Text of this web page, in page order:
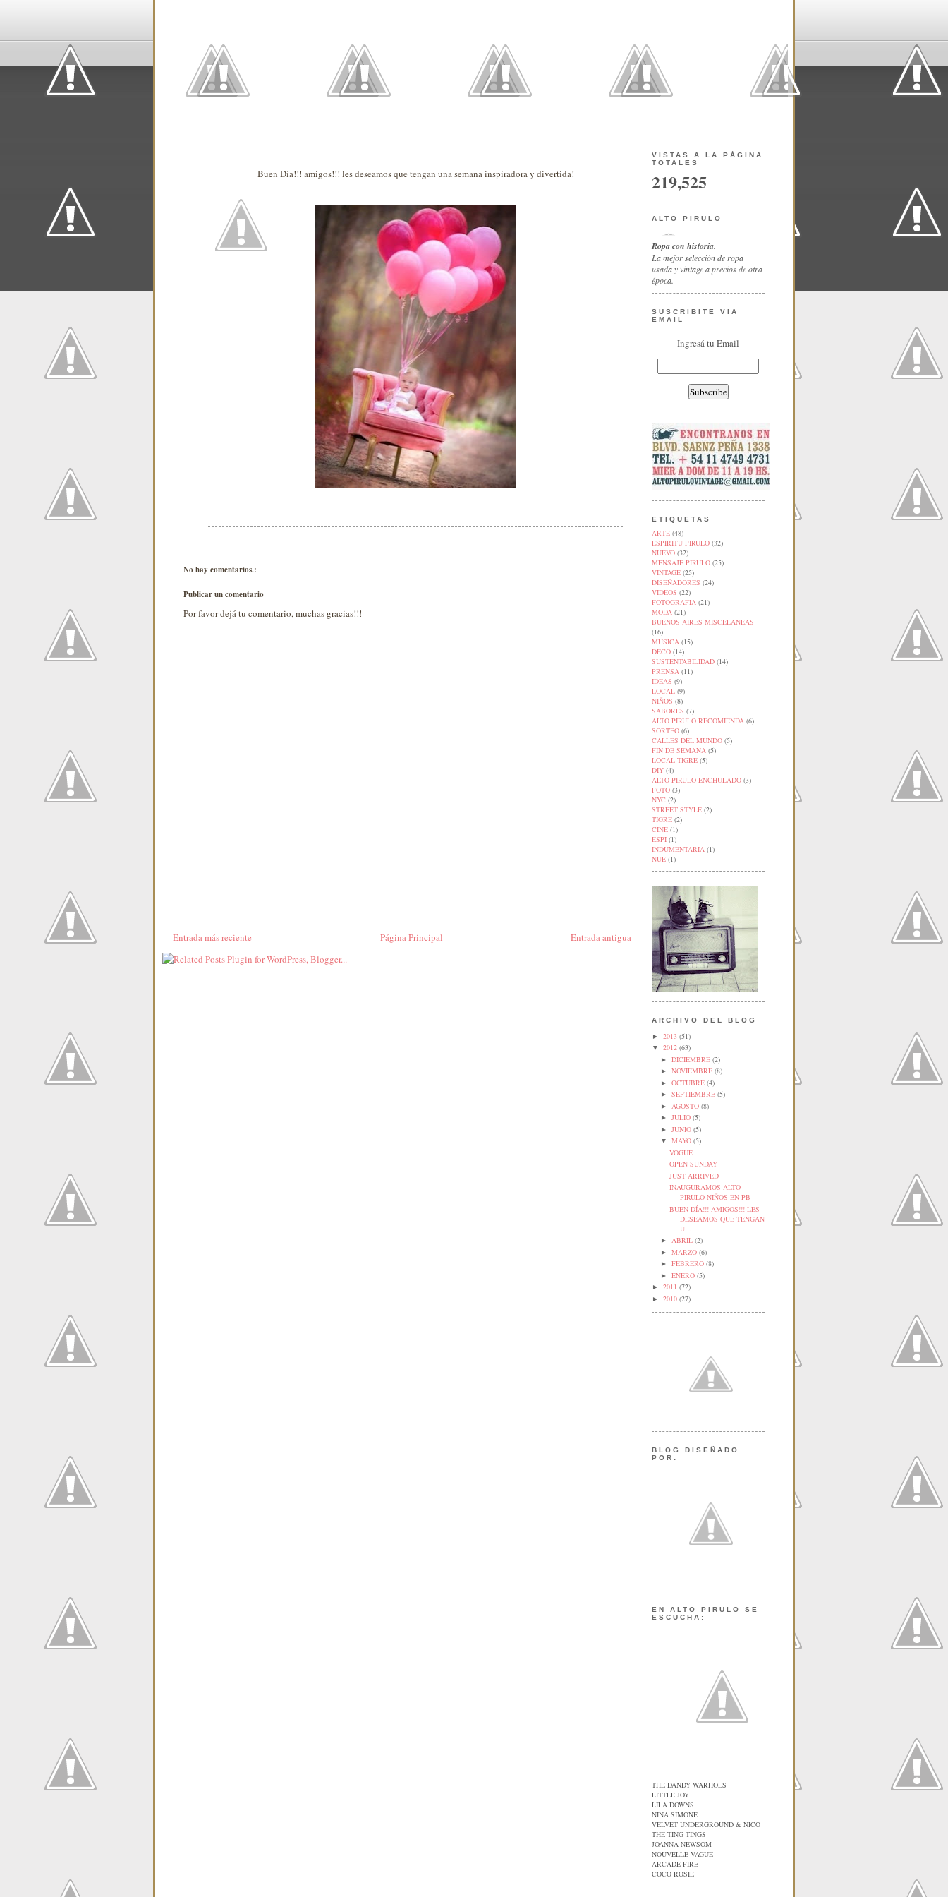
Buen Día!!! amigos!!! les deseamos que tengan una semana inspiradora y divertida!
No hay comentarios.:
Publicar un comentario
Por favor dejá tu comentario, muchas gracias!!!
Entrada más reciente Entrada antigua
Página Principal
VISTAS A LA PÁGINA
TOTALES
219,525
ALTO PIRULO
Ropa con historia.
La mejor selección de ropa
usada y vintage a precios de otra
época.
SUSCRIBITE VÍA
EMAIL
Ingresá tu Email
ETIQUETAS
ARTE (48)
ESPIRITU PIRULO (32)
NUEVO (32)
MENSAJE PIRULO (25)
VINTAGE (25)
DISEÑADORES (24)
VIDEOS (22)
FOTOGRAFIA (21)
MODA (21)
BUENOS AIRES MISCELANEAS
(16)
MUSICA (15)
DECO (14)
SUSTENTABILIDAD (14)
PRENSA (11)
IDEAS (9)
LOCAL (9)
NIÑOS (8)
SABORES (7)
ALTO PIRULO RECOMIENDA (6)
SORTEO (6)
CALLES DEL MUNDO (5)
FIN DE SEMANA (5)
LOCAL TIGRE (5)
DIY (4)
ALTO PIRULO ENCHULADO (3)
FOTO (3)
NYC (2)
STREET STYLE (2)
TIGRE (2)
CINE (1)
ESPI (1)
INDUMENTARIA (1)
NUE (1)
ARCHIVO DEL BLOG
► 2013 (51)
▼ 2012 (63)
► DICIEMBRE (2)
► NOVIEMBRE (8)
► OCTUBRE (4)
► SEPTIEMBRE (5)
► AGOSTO (8)
► JULIO (5)
► JUNIO (5)
▼ MAYO (5)
VOGUE
OPEN SUNDAY
JUST ARRIVED
INAUGURAMOS ALTO
PIRULO NIÑOS EN PB
BUEN DÍA!!! AMIGOS!!! LES
DESEAMOS QUE TENGAN
U...
► ABRIL (2)
► MARZO (6)
► FEBRERO (8)
► ENERO (5)
► 2011 (72)
► 2010 (27)
BLOG DISEÑADO
POR:
EN ALTO PIRULO SE
ESCUCHA:
THE DANDY WARHOLS
LITTLE JOY
LILA DOWNS
NINA SIMONE
VELVET UNDERGROUND & NICO
THE TING TINGS
JOANNA NEWSOM
NOUVELLE VAGUE
ARCADE FIRE
COCO ROSIE